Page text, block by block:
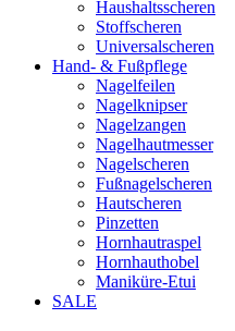
Haushaltsscheren
Stoffscheren
Universalscheren
Hand- & Fußpflege
Nagelfeilen
Nagelknipser
Nagelzangen
Nagelhautmesser
Nagelscheren
Fußnagelscheren
Hautscheren
Pinzetten
Hornhautraspel
Hornhauthobel
Maniküre-Etui
SALE